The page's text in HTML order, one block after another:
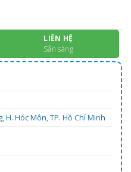
LIÊN HỆ
Sẵn sàng
H. Hóc Môn, TP. Hồ Chí Minh